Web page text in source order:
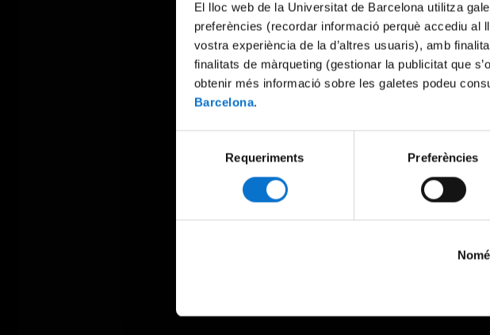
El lloc web de la Universitat de Barcelona utilitza
preferències (recordar informació perquè accediu
vostra experiència de la d’altres usuaris), amb
finalitats de màrqueting (gestionar la publicitat que
obtenir més informació sobre les galetes podeu
Barcelona.
Requeriments Preferències